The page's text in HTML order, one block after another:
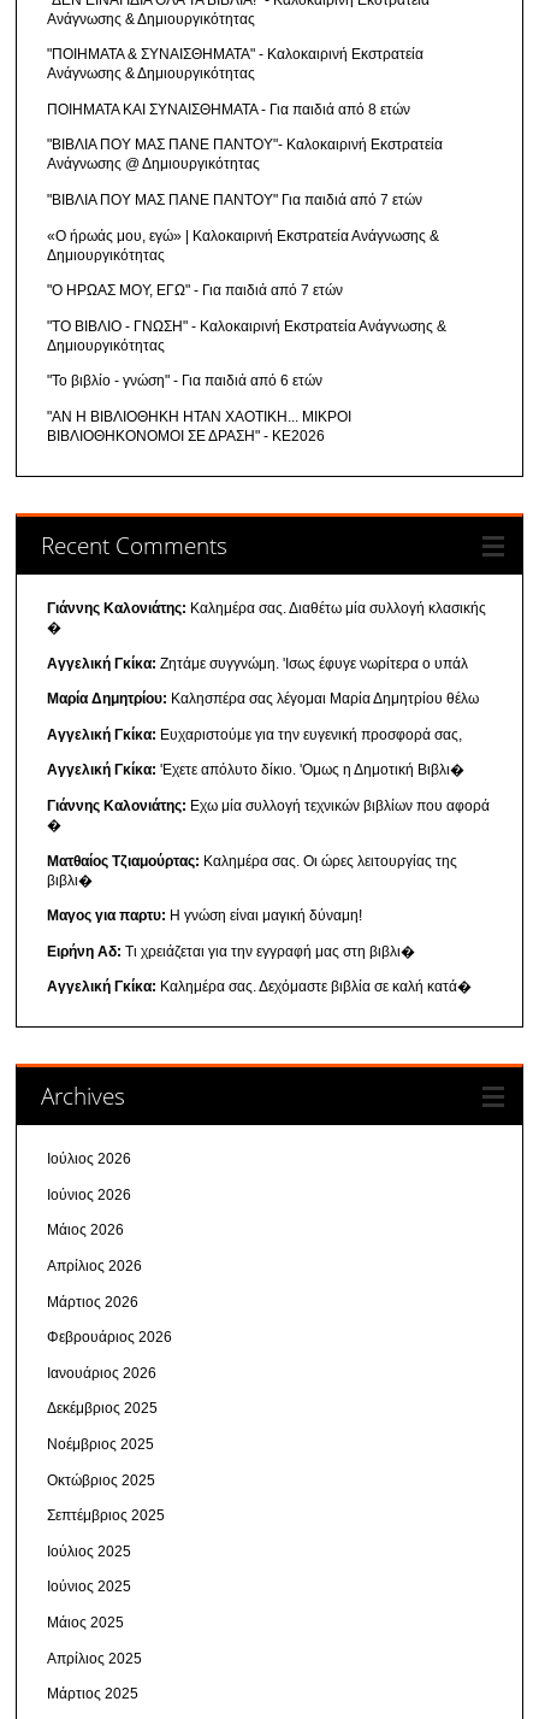
Ανάγνωσης & Δημιουργικότητας
"ΠΟΙΗΜΑΤΑ & ΣΥΝΑΙΣΘΗΜΑΤΑ" - Καλοκαιρινή Εκστρατεία
Ανάγνωσης & Δημιουργικότητας
ΠΟΙΗΜΑΤΑ ΚΑΙ ΣΥΝΑΙΣΘΗΜΑΤΑ - Για παιδιά από 8 ετών
"ΒΙΒΛΙΑ ΠΟΥ ΜΑΣ ΠΑΝΕ ΠΑΝΤΟΥ"- Καλοκαιρινή Εκστρατεία
Ανάγνωσης @ Δημιουργικότητας
"ΒΙΒΛΙΑ ΠΟΥ ΜΑΣ ΠΑΝΕ ΠΑΝΤΟΥ" Για παιδιά από 7 ετών
«Ο ήρωάς μου, εγώ» | Καλοκαιρινή Εκστρατεία Ανάγνωσης &
Δημιουργικότητας
"Ο ΗΡΩΑΣ ΜΟΥ, ΕΓΩ" - Για παιδιά από 7 ετών
"ΤΟ ΒΙΒΛΙΟ - ΓΝΩΣΗ" - Καλοκαιρινή Εκστρατεία Ανάγνωσης &
Δημιουργικότητας
"Το βιβλίο - γνώση" - Για παιδιά από 6 ετών
"ΑΝ Η ΒΙΒΛΙΟΘΗΚΗ ΗΤΑΝ ΧΑΟΤΙΚΗ... ΜΙΚΡΟΙ
ΒΙΒΛΙΟΘΗΚΟΝΟΜΟΙ ΣΕ ΔΡΑΣΗ" - ΚΕ2026
Recent Comments
Γιάννης Καλονιάτης: Καλημέρα σας. Διαθέτω μία συλλογή κλασικής
�
Αγγελική Γκίκα: Ζητάμε συγγνώμη. 'Ισως έφυγε νωρίτερα ο υπάλ
Μαρία Δημητρίου: Καλησπέρα σας λέγομαι Μαρία Δημητρίου θέλω
Αγγελική Γκίκα: Ευχαριστούμε για την ευγενική προσφορά σας,
Αγγελική Γκίκα: 'Εχετε απόλυτο δίκιο. 'Ομως η Δημοτική Βιβλι�
Γιάννης Καλονιάτης: Εχω μία συλλογή τεχνικών βιβλίων που αφορά
�
Ματθαίος Τζιαμούρτας: Καλημέρα σας. Οι ώρες λειτουργίας της
βιβλι�
Μαγος για παρτυ: Η γνώση είναι μαγική δύναμη!
Ειρήνη Αδ: Τι χρειάζεται για την εγγραφή μας στη βιβλι�
Αγγελική Γκίκα: Καλημέρα σας. Δεχόμαστε βιβλία σε καλή κατά�
Archives
Ιούλιος 2026
Ιούνιος 2026
Μάιος 2026
Απρίλιος 2026
Μάρτιος 2026
Φεβρουάριος 2026
Ιανουάριος 2026
Δεκέμβριος 2025
Νοέμβριος 2025
Οκτώβριος 2025
Σεπτέμβριος 2025
Ιούλιος 2025
Ιούνιος 2025
Μάιος 2025
Απρίλιος 2025
Μάρτιος 2025